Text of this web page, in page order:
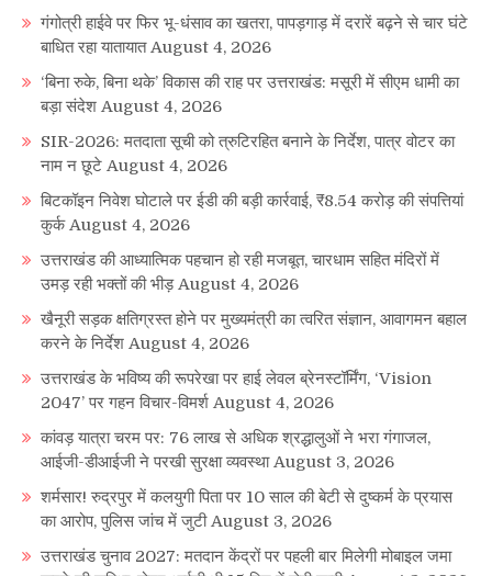
गंगोत्री हाईवे पर फिर भू-धंसाव का खतरा, पापड़गाड़ में दरारें बढ़ने से चार घंटे
बाधित रहा यातायात August 4, 2026
‘बिना रुके, बिना थके’ विकास की राह पर उत्तराखंड: मसूरी में सीएम धामी का
बड़ा संदेश August 4, 2026
SIR-2026: मतदाता सूची को त्रुटिरहित बनाने के निर्देश, पात्र वोटर का
नाम न छूटे August 4, 2026
बिटकॉइन निवेश घोटाले पर ईडी की बड़ी कार्रवाई, ₹8.54 करोड़ की संपत्तियां
कुर्क August 4, 2026
उत्तराखंड की आध्यात्मिक पहचान हो रही मजबूत, चारधाम सहित मंदिरों में
उमड़ रही भक्तों की भीड़ August 4, 2026
खैनूरी सड़क क्षतिग्रस्त होने पर मुख्यमंत्री का त्वरित संज्ञान, आवागमन बहाल
करने के निर्देश August 4, 2026
उत्तराखंड के भविष्य की रूपरेखा पर हाई लेवल ब्रेनस्टॉर्मिंग, ‘Vision
2047’ पर गहन विचार-विमर्श August 4, 2026
कांवड़ यात्रा चरम पर: 76 लाख से अधिक श्रद्धालुओं ने भरा गंगाजल,
आईजी-डीआईजी ने परखी सुरक्षा व्यवस्था August 3, 2026
शर्मसार! रुद्रपुर में कलयुगी पिता पर 10 साल की बेटी से दुष्कर्म के प्रयास
का आरोप, पुलिस जांच में जुटी August 3, 2026
उत्तराखंड चुनाव 2027: मतदान केंद्रों पर पहली बार मिलेगी मोबाइल जमा